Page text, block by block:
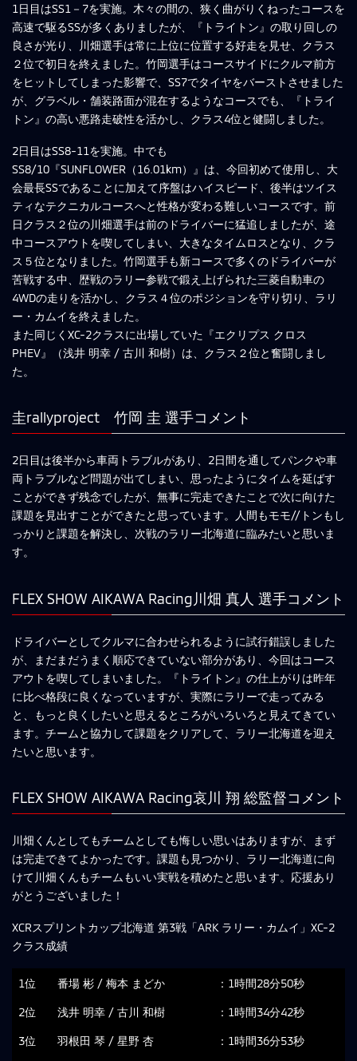
1日目はSS1－7を実施。木々の間の、狭く曲がりくねったコースを
高速で駆るSSが多くありましたが、『トライトン』の取り回しの
良さが光り、川畑選手は常に上位に位置する好走を見せ、クラス
２位で初日を終えました。竹岡選手はコースサイドにクルマ前方
をヒットしてしまった影響で、SS7でタイヤをバーストさせました
が、グラベル・舗装路面が混在するようなコースでも、『トライ
トン』の高い悪路走破性を活かし、クラス4位と健闘しました。
2日目はSS8-11を実施。中でも
SS8/10『SUNFLOWER（16.01km）』は、今回初めて使用し、大
会最長SSであることに加えて序盤はハイスピード、後半はツイス
ティなテクニカルコースへと性格が変わる難しいコースです。前
日クラス２位の川畑選手は前のドライバーに猛追しましたが、途
中コースアウトを喫してしまい、大きなタイムロスとなり、クラ
ス５位となりました。竹岡選手も新コースで多くのドライバーが
苦戦する中、歴戦のラリー参戦で鍛え上げられた三菱自動車の
4WDの走りを活かし、クラス４位のポジションを守り切り、ラリ
ー・カムイを終えました。
また同じくXC-2クラスに出場していた『エクリプス クロス
PHEV』（浅井 明幸 / 古川 和樹）は、クラス２位と奮闘しまし
た。
圭rallyproject 竹岡 圭 選手コメント
2日目は後半から車両トラブルがあり、2日間を通してパンクや車
両トラブルなど問題が出てしまい、思ったようにタイムを延ばす
ことができず残念でしたが、無事に完走できたことで次に向けた
課題を見出すことができたと思っています。人間もモモ//トンもし
っかりと課題を解決し、次戦のラリー北海道に臨みたいと思いま
す。
FLEX SHOW AIKAWA Racing川畑 真人 選手コメント
ドライバーとしてクルマに合わせられるように試行錯誤しました
が、まだまだうまく順応できていない部分があり、今回はコース
アウトを喫してしまいました。『トライトン』の仕上がりは昨年
に比べ格段に良くなっていますが、実際にラリーで走ってみる
と、もっと良くしたいと思えるところがいろいろと見えてきてい
ます。チームと協力して課題をクリアして、ラリー北海道を迎え
たいと思います。
FLEX SHOW AIKAWA Racing哀川 翔 総監督コメント
川畑くんとしてもチームとしても悔しい思いはありますが、まず
は完走できてよかったです。課題も見つかり、ラリー北海道に向
けて川畑くんもチームもいい実戦を積めたと思います。応援あり
がとうございました！
XCRスプリントカップ北海道 第3戦「ARK ラリー・カムイ」XC-2
クラス成績
1位 番場 彬 / 梅本 まどか ：1時間28分50秒
2位 浅井 明幸 / 古川 和樹 ：1時間34分42秒
3位 羽根田 琴 / 星野 杏 ：1時間36分53秒